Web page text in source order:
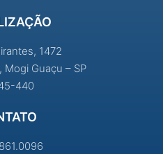
1472
Mogi Guaçu – SP
440